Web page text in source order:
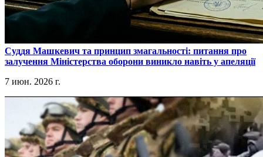
​Суддя Машкевич та принцип змагальності: питання про
залучення Міністерства оборони виникло навіть у апеляції
7 июн. 2026 г.